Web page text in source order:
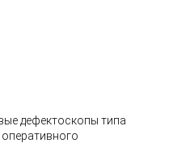
дефектоскопы типа